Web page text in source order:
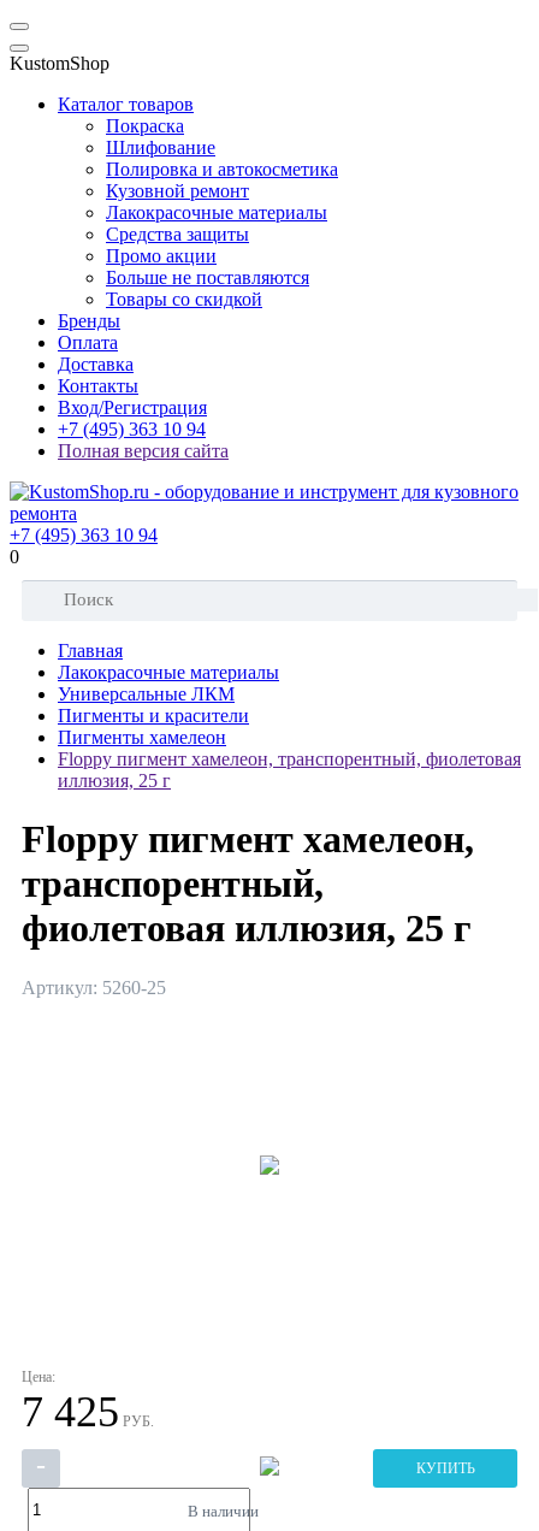
KustomShop
Каталог товаров
Покраска
Шлифование
Полировка и автокосметика
Кузовной ремонт
Лакокрасочные материалы
Средства защиты
Промо акции
Больше не поставляются
Товары со скидкой
Бренды
Оплата
Доставка
Контакты
Вход/Регистрация
+7 (495) 363 10 94
Полная версия сайта
+7 (495) 363 10 94
0
Главная
Лакокрасочные материалы
Универсальные ЛКМ
Пигменты и красители
Пигменты хамелеон
Floppy пигмент хамелеон, транспорентный, фиолетовая
иллюзия, 25 г
Floppy пигмент хамелеон,
транспорентный,
фиолетовая иллюзия, 25 г
Артикул: 5260-25
Цена:
7 425 РУБ.
- КУПИТЬ
В наличии